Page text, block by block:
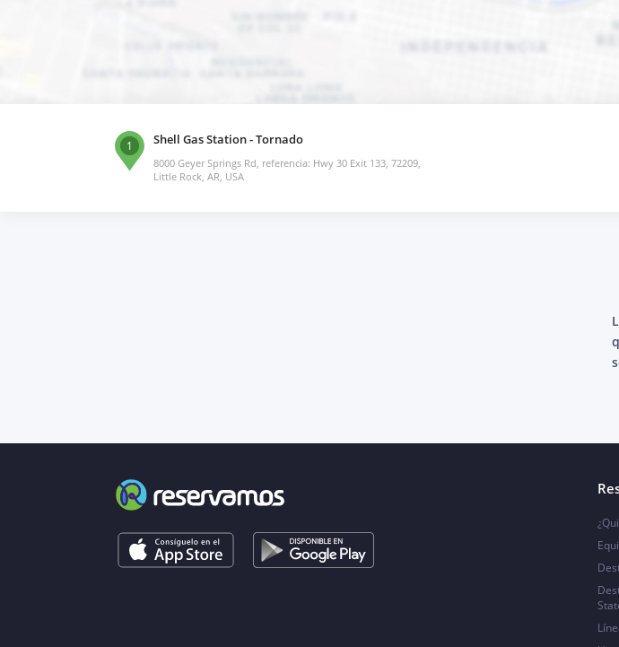
1 Shell Gas Station - Tornado
8000 Geyer Springs Rd, referencia: Hwy 30 Exit 133, 72209,
Little Rock, AR, USA